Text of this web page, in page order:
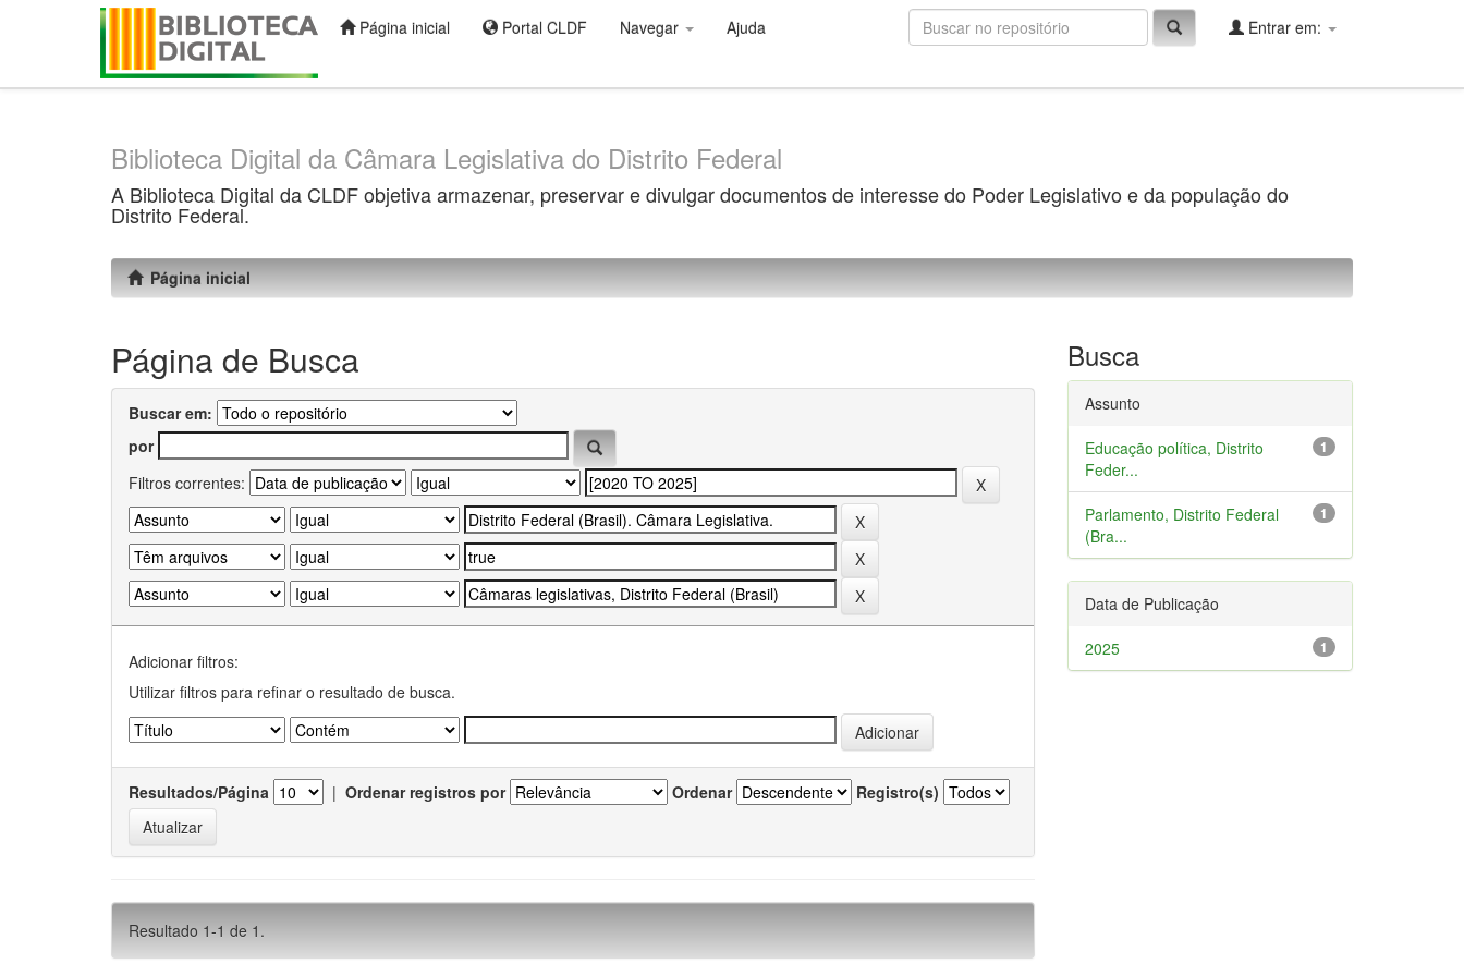
Página inicial Portal CLDF Navegar Ajuda Entrar em:
Biblioteca Digital da Câmara Legislativa do Distrito Federal
A Biblioteca Digital da CLDF objetiva armazenar, preservar e divulgar documentos de interesse do Poder Legislativo e da população do
Distrito Federal.
Página inicial
Página de Busca
Buscar em:
por
Filtros correntes:
Adicionar filtros:
Utilizar filtros para refinar o resultado de busca.
Resultados/Página | Ordenar registros por Ordenar Registro(s)
Resultado 1-1 de 1.
Busca
Assunto
1
Educação política, Distrito
Feder...
1
Parlamento, Distrito Federal
(Bra...
Data de Publicação
1
2025